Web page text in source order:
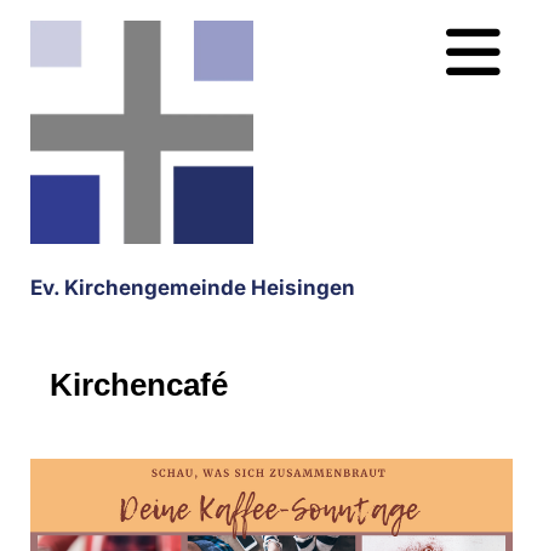
Ev. Kirchengemeinde Heisingen
Kirchencafé